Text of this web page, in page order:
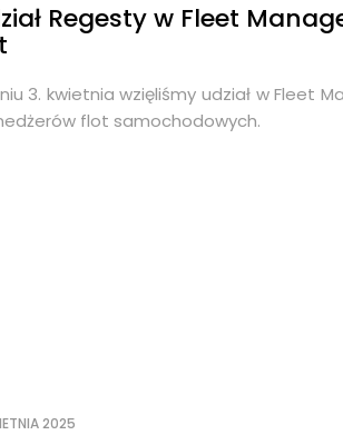
Regesty w Fleet
3. kwietnia wzięliśmy udział w Fleet
flot samochodowych.
2025